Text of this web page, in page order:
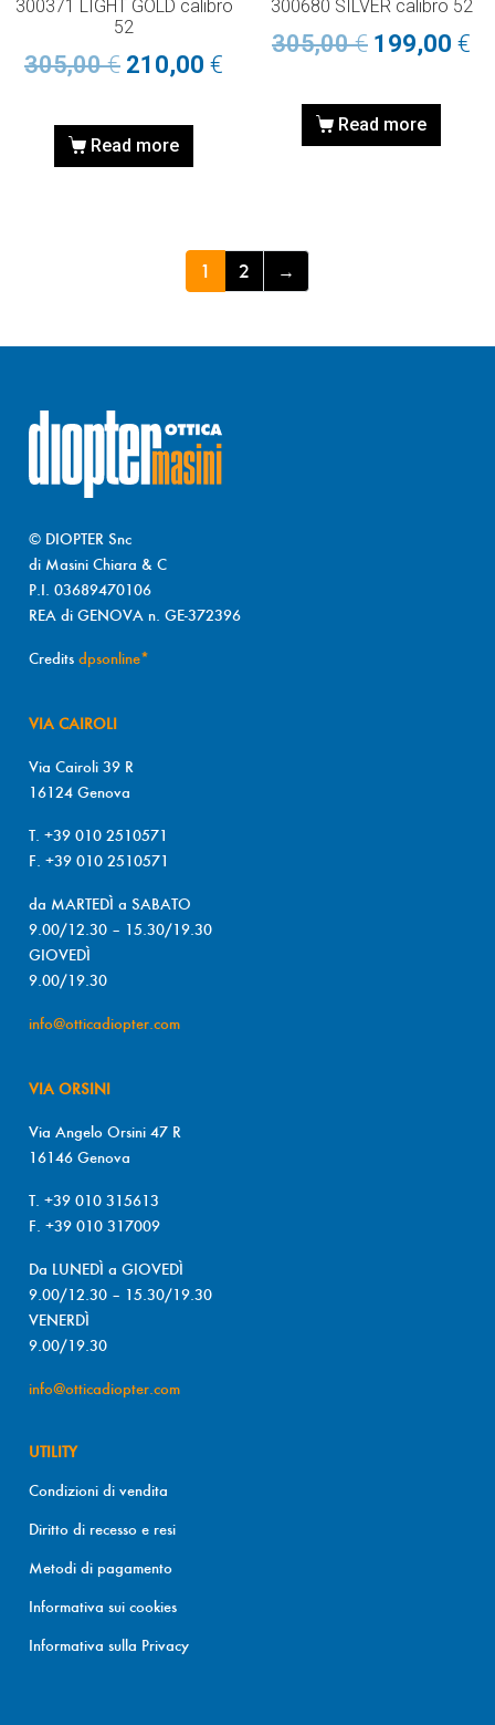
300371 LIGHT GOLD calibro
52
305,00€ 210,00 €
Read more
300680 SILVER calibro 52
305,00€ 199,00 €
Read more
1 2 →
© DIOPTER Snc
di Masini Chiara & C
P.I. 03689470106
REA di GENOVA n. GE-372396
Credits dpsonline*
VIA CAIROLI
Via Cairoli 39 R
16124 Genova
T. +39 010 2510571
F. +39 010 2510571
da MARTEDÌ a SABATO
9.00/12.30 – 15.30/19.30
GIOVEDÌ
9.00/19.30
info@otticadiopter.com
VIA ORSINI
Via Angelo Orsini 47 R
16146 Genova
T. +39 010 315613
F. +39 010 317009
Da LUNEDÌ a GIOVEDÌ
9.00/12.30 – 15.30/19.30
VENERDÌ
9.00/19.30
info@otticadiopter.com
UTILITY
Condizioni di vendita
Diritto di recesso e resi
Metodi di pagamento
Informativa sui cookies
Informativa sulla Privacy